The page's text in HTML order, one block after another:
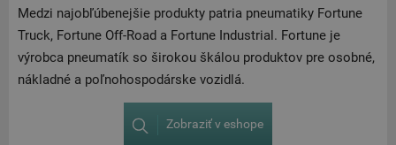
Medzi najobľúbenejšie produkty patria pneumatiky Fortune
Truck, Fortune Off-Road a Fortune Industrial. Fortune je
výrobca pneumatík so širokou škálou produktov pre osobné,
nákladné a poľnohospodárske vozidlá.
Zobraziť v eshope